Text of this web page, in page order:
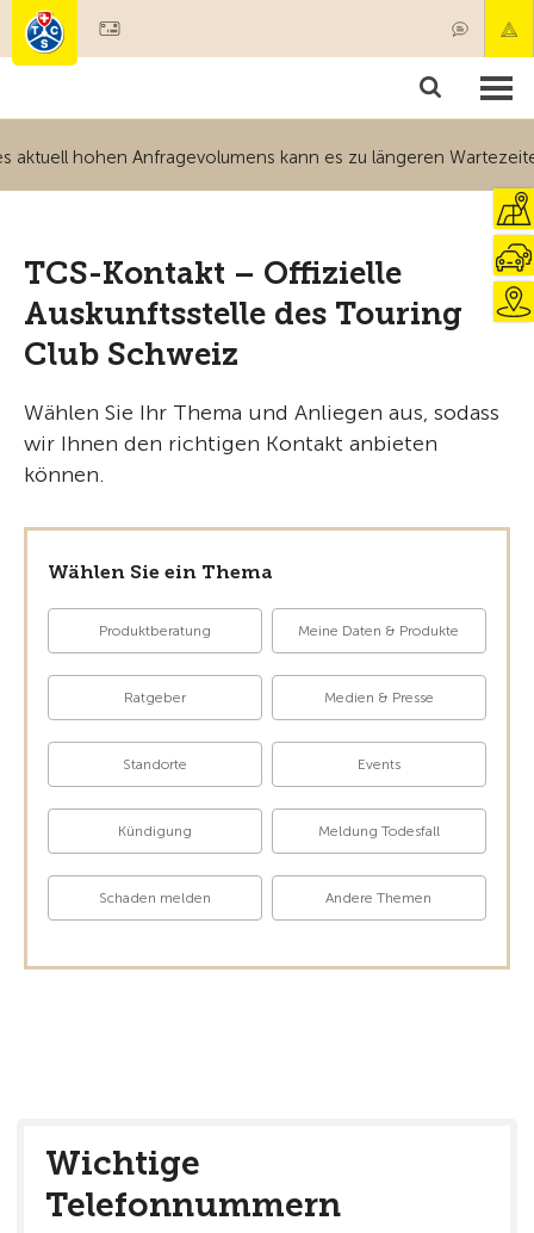
Mitgliedschaft & Leistungen
Test, Sicherheit & Gesundheit
hohen Anfragevolumens kann es zu längeren Wartezeiten
hohen Anfragevolumens kann es zu längeren Wartezeiten
hohen Anfragevolumens kann es zu längeren Wartezeiten
hohen Anfragevolumens kann es zu längeren Wartezeiten
TCS-Kontakt – Offizielle
Auskunftsstelle des Touring
Club Schweiz
Wählen Sie Ihr Thema und Anliegen aus, sodass
wir Ihnen den richtigen Kontakt anbieten
können.
Wählen Sie ein Thema
Produktberatung Meine Daten & Produkte
Ratgeber Medien & Presse
Standorte Events
Kündigung Meldung Todesfall
Schaden melden Andere Themen
Wichtige
Telefonnummern